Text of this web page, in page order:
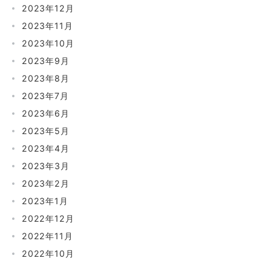
2023年12月
2023年11月
2023年10月
2023年9月
2023年8月
2023年7月
2023年6月
2023年5月
2023年4月
2023年3月
2023年2月
2023年1月
2022年12月
2022年11月
2022年10月